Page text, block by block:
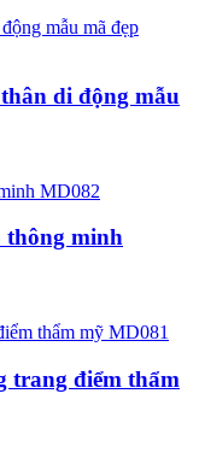
di động mẫu
thông minh
trang điểm thẩm